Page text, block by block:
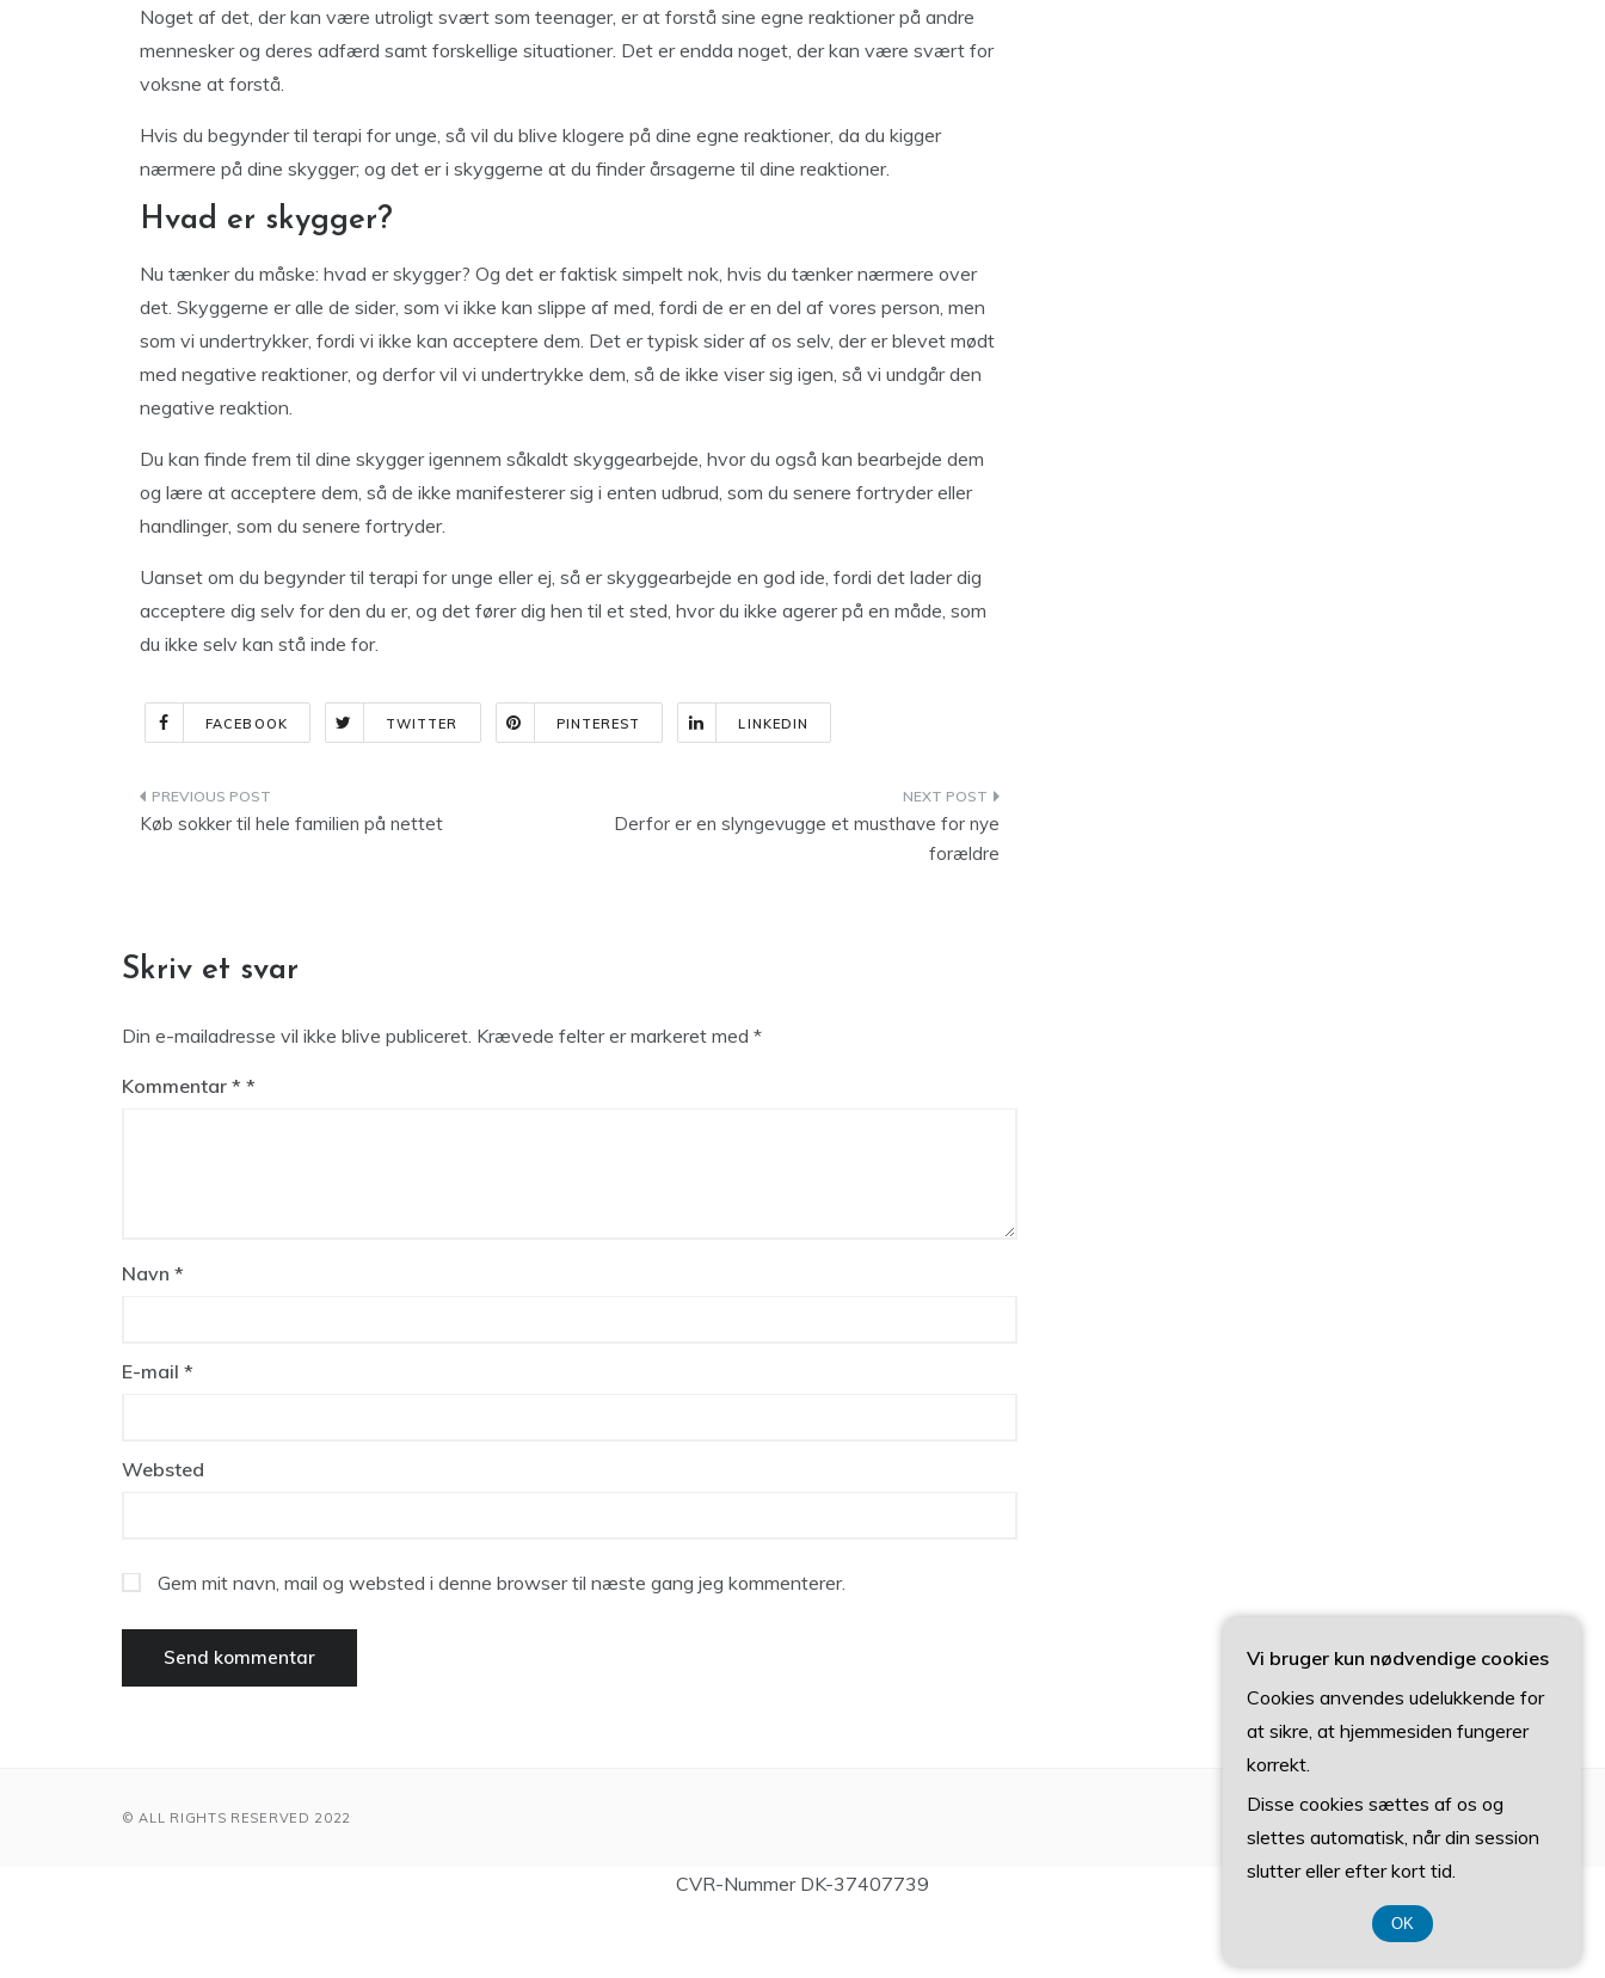
Noget af det, der kan være utroligt svært som teenager, er at forstå sine egne reaktioner på andre
mennesker og deres adfærd samt forskellige situationer. Det er endda noget, der kan være svært for
voksne at forstå.
Hvis du begynder til terapi for unge, så vil du blive klogere på dine egne reaktioner, da du kigger
nærmere på dine skygger; og det er i skyggerne at du finder årsagerne til dine reaktioner.
Hvad er skygger?
Nu tænker du måske: hvad er skygger? Og det er faktisk simpelt nok, hvis du tænker nærmere over
det. Skyggerne er alle de sider, som vi ikke kan slippe af med, fordi de er en del af vores person, men
som vi undertrykker, fordi vi ikke kan acceptere dem. Det er typisk sider af os selv, der er blevet mødt
med negative reaktioner, og derfor vil vi undertrykke dem, så de ikke viser sig igen, så vi undgår den
negative reaktion.
Du kan finde frem til dine skygger igennem såkaldt skyggearbejde, hvor du også kan bearbejde dem
og lære at acceptere dem, så de ikke manifesterer sig i enten udbrud, som du senere fortryder eller
handlinger, som du senere fortryder.
Uanset om du begynder til terapi for unge eller ej, så er skyggearbejde en god ide, fordi det lader dig
acceptere dig selv for den du er, og det fører dig hen til et sted, hvor du ikke agerer på en måde, som
du ikke selv kan stå inde for.
FACEBOOK TWITTER PINTEREST LINKEDIN
Indlægsnavigation
Køb sokker til hele familien på nettet
Derfor er en slyngevugge et musthave for nye
forældre
Skriv et svar
Din e-mailadresse vil ikke blive publiceret. Krævede felter er markeret med *
Kommentar *
Navn *
E-mail *
Websted
Gem mit navn, mail og websted i denne browser til næste gang jeg kommenterer.
© ALL RIGHTS RESERVED 2022
CVR-Nummer DK-37407739
Vi bruger kun nødvendige cookies
Cookies anvendes udelukkende for
at sikre, at hjemmesiden fungerer
korrekt.
Disse cookies sættes af os og
slettes automatisk, når din session
slutter eller efter kort tid.
OK